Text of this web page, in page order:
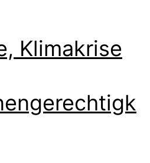
Klimakrise